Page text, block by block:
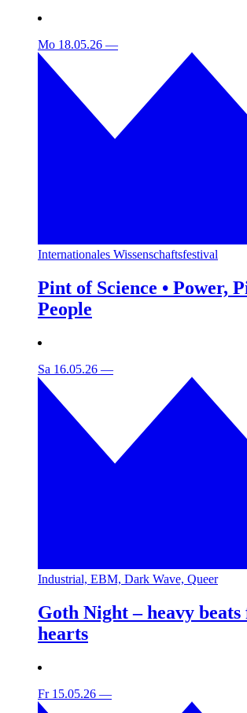
Mo 18.05.26 —
Internationales Wissenschaftsfestival
Pint of Science • Power,
People
Sa 16.05.26 —
Industrial, EBM, Dark Wave, Queer
Goth Night – heavy
hearts
Fr 15.05.26 —